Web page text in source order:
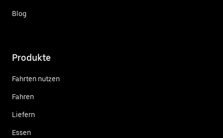
Blog
Produkte
Fahrten nutzen
Fahren
Liefern
Essen